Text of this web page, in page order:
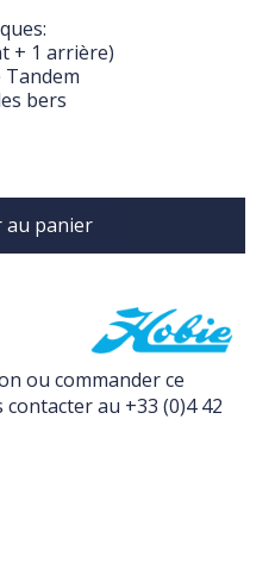
+ 1 arrière)
bers
au panier
ou commander ce
au +33 (0)4 42